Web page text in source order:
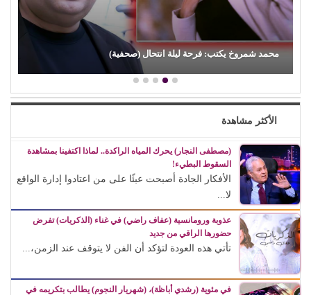
(حسين الجسمي) يجدد رهانه على ياسر بوعلي.. (اختصارًا، وما كفاك)
في صيف ساخن
الأكثر مشاهدة
(مصطفى النجار) يحرك المياه الراكدة.. لماذا اكتفينا بمشاهدة
السقوط البطيء!
الأفكار الجادة أصبحت عبئًا على من اعتادوا إدارة الواقع
لا...
عذوبة ورومانسية (عفاف راضي) في غناء (الذكريات) تفرض
حضورها الراقي من جديد
تأتي هذه العودة لتؤكد أن الفن لا يتوقف عند الزمن،...
في مئوية (رشدي أباظة)، (شهريار النجوم) يطالب بتكريمه في